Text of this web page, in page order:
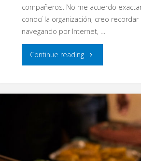
compañeros. No me acuerdo
conocí la organización, creo recordar
navegando por Internet, …
Continue reading"La
Solidaria
MFR"